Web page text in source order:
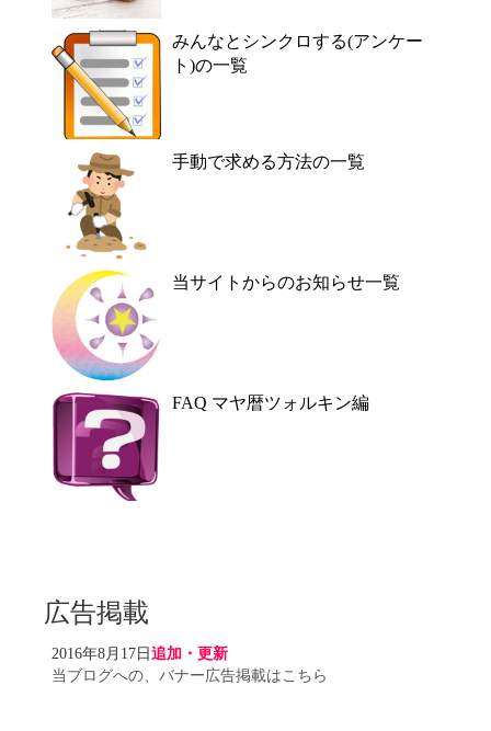
みんなとシンクロする(アンケー
ト)の一覧
手動で求める方法の一覧
当サイトからのお知らせ一覧
FAQ マヤ暦ツォルキン編
広告掲載
2016年8月17日追加・更新
当ブログへの、バナー広告掲載はこちら